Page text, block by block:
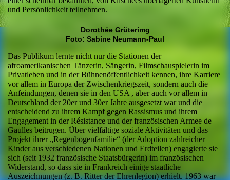
und Persönlichkeit teilnehmen.
Dorothée Grüterimg
Foto: Sabine Neumann-Paul
Das Publikum lernte nicht nur die Stationen der
afroamerikanischen Tänzerin, Sängerin, Filmschauspielerin im
Privatleben und in der Bühnenöffentlichkeit kennen, ihre Karriere
vor allem in Europa der Zwischenkriegszeit, sondern auch die
Anfeindungen, denen sie in den USA , aber auch vor allem in
Deutschland der 20er und 30er Jahre ausgesetzt war und die
entscheidend zu ihrem Kampf gegen Rassismus und ihrem
Engagement in der Résistance und der französischen Armee de
Gaulles beitrugen. Über vielfältige soziale Aktivitäten und das
Projekt ihrer „Regenbogenfamilie“ (der Adoption zahlreicher
Kinder aus verschiedenen Nationen und Erdteilen) engagierte sie
sich (seit 1932 französische Staatsbürgerin) im französischen
Widerstand, so dass sie in Frankreich einige staatliche
Auszeichnungen (z. B. Ritter der Ehrenlegion) erhielt. 1963 war